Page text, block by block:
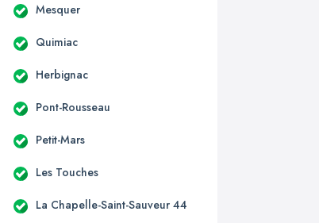
Mesquer
Quimiac
Herbignac
Pont-Rousseau
Petit-Mars
Les Touches
La Chapelle-Saint-Sauveur 44